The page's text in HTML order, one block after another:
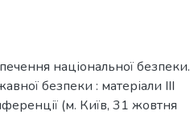
національної безпеки.
безпеки : матеріали ІІІ
(м. Київ, 31 жовтня